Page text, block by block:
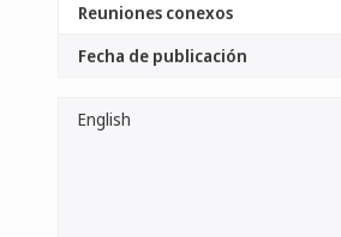
Reuniones conexos
Fecha de publicación
English